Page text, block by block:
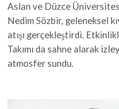
Aslan ve Düzce
Nedim Sözbir, geleneksel
atışı gerçekleştirdi.
Takımı da sahne alarak
atmosfer sundu.